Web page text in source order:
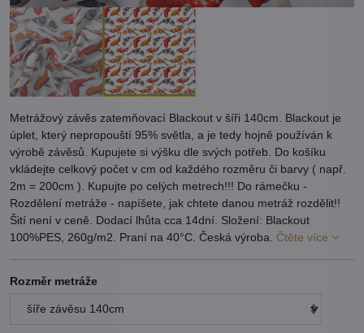
Metrážový závěs zatemňovací Blackout v šíři 140cm. Blackout je
úplet, který nepropouští 95% světla, a je tedy hojně používán k
výrobě závěsů. Kupujete si výšku dle svých potřeb. Do košíku
vkládejte celkový počet v cm od každého rozměru či barvy ( např.
2m = 200cm ). Kupujte po celých metrech!!! Do rámečku -
Rozdělení metráže - napíšete, jak chtete danou metráž rozdělit!!
Šití není v ceně. Dodací lhůta cca 14dní. Složení: Blackout
100%PES, 260g/m2. Praní na 40°C. Česká výroba. Čtěte více
Rozměr metráže